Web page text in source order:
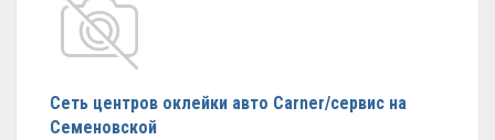
Сеть центров оклейки авто Carner/сервис на
Семеновской